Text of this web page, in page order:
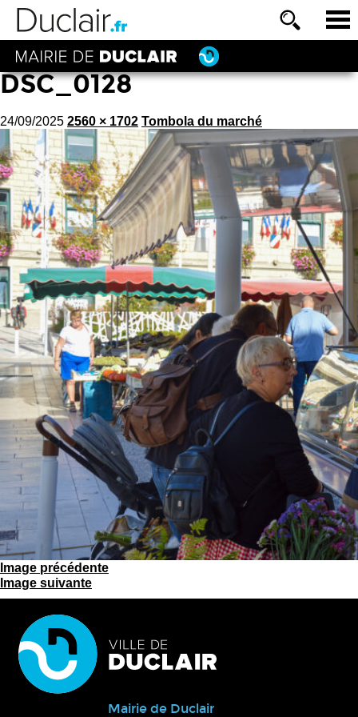
DSC_0128
24/09/2025 2560 × 1702 Tombola du marché
Image précédente
Image suivante
Mairie de Duclair